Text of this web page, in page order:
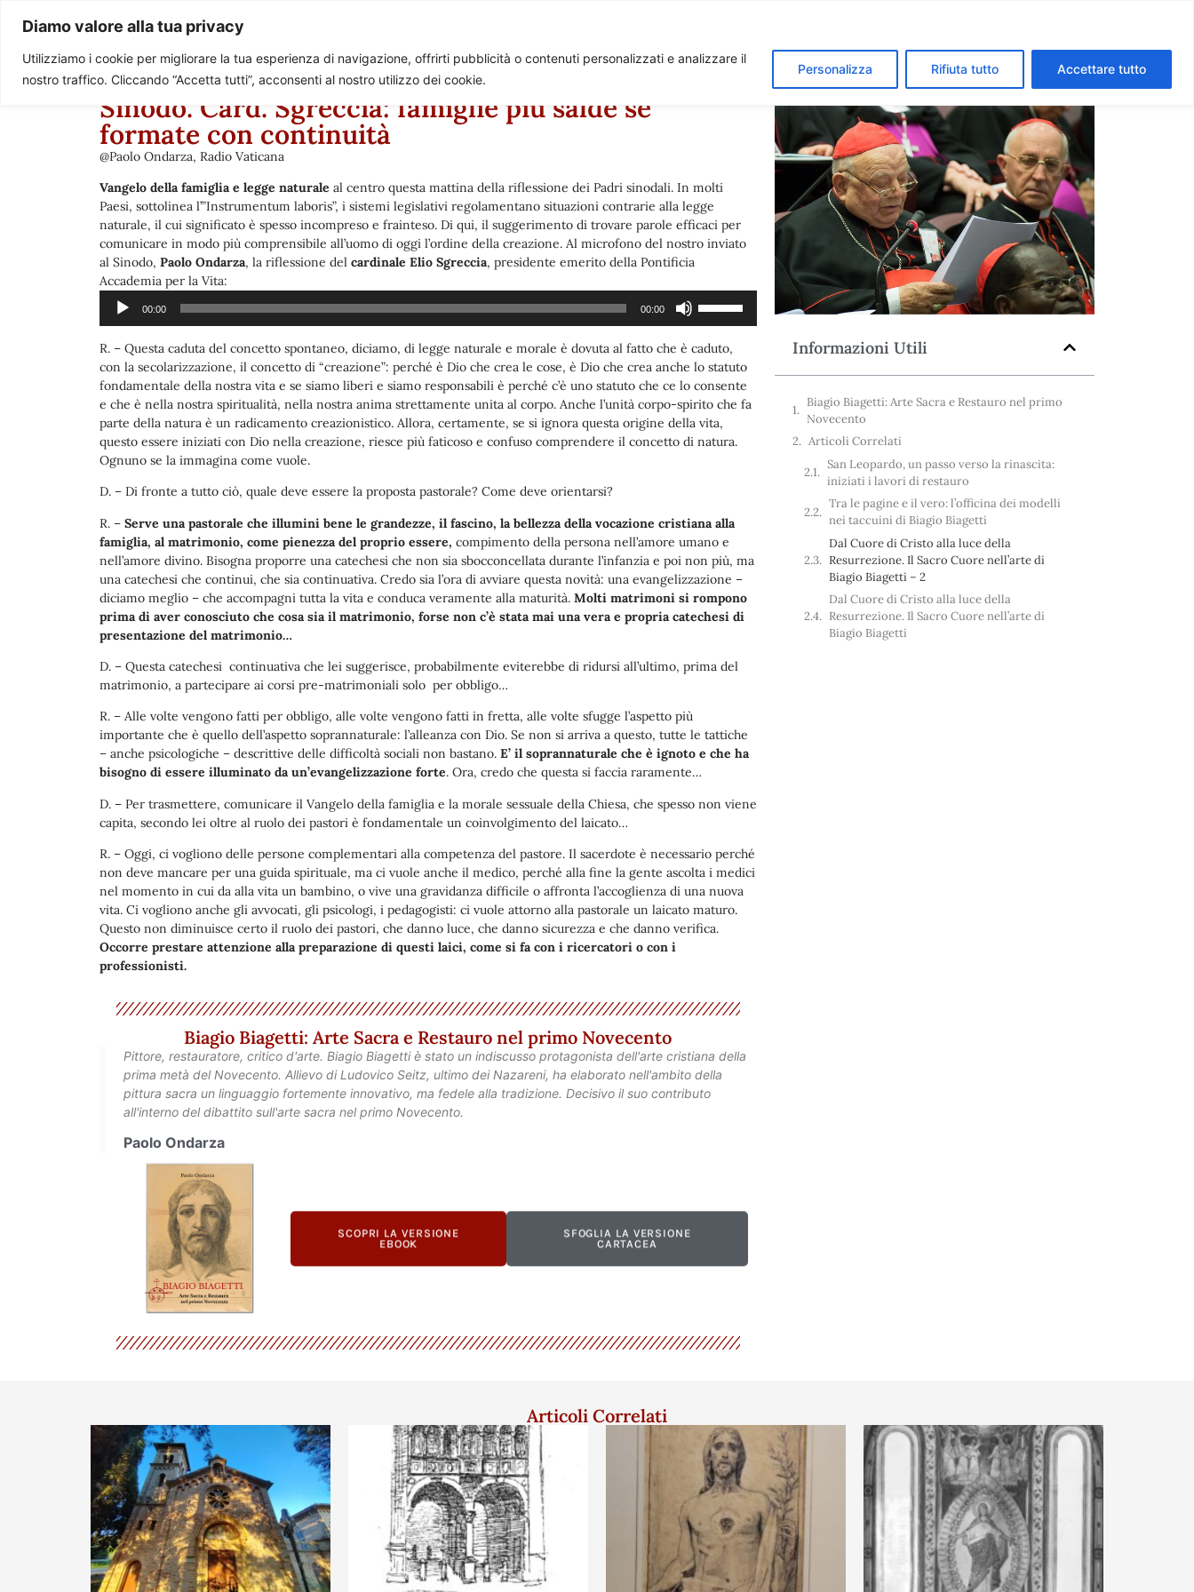
Diamo valore alla tua privacy
Utilizziamo i cookie per migliorare la tua esperienza di navigazione, offrirti pubblicità o contenuti personalizzati e analizzare il
nostro traffico. Cliccando “Accetta tutti”, acconsenti al nostro utilizzo dei cookie.
Personalizza Rifiuta tutto Accettare tutto
Paolo Ondarza
Sinodo. Card. Sgreccia: famiglie più salde se
formate con continuità
@Paolo Ondarza, Radio Vaticana
Vangelo della famiglia e legge naturale al centro questa mattina della riflessione dei Padri sinodali. In molti
Paesi, sottolinea l’”Instrumentum laboris”, i sistemi legislativi regolamentano situazioni contrarie alla legge
naturale, il cui significato è spesso incompreso e frainteso. Di qui, il suggerimento di trovare parole efficaci per
comunicare in modo più comprensibile all’uomo di oggi l’ordine della creazione. Al microfono del nostro inviato
al Sinodo, Paolo Ondarza, la riflessione del cardinale Elio Sgreccia, presidente emerito della Pontificia
Accademia per la Vita:
00:00 00:00
freccia
su/giù
per
aumentare
o
diminuire
R. – Questa caduta del concetto spontaneo, diciamo, di legge naturale e morale è dovuta al fatto che è caduto,
con la secolarizzazione, il concetto di “creazione”: perché è Dio che crea le cose, è Dio che crea anche lo statuto
fondamentale della nostra vita e se siamo liberi e siamo responsabili è perché c’è uno statuto che ce lo consente
e che è nella nostra spiritualità, nella nostra anima strettamente unita al corpo. Anche l’unità corpo-spirito che fa
parte della natura è un radicamento creazionistico. Allora, certamente, se si ignora questa origine della vita,
questo essere iniziati con Dio nella creazione, riesce più faticoso e confuso comprendere il concetto di natura.
Ognuno se la immagina come vuole.
D. – Di fronte a tutto ciò, quale deve essere la proposta pastorale? Come deve orientarsi?
R. – Serve una pastorale che illumini bene le grandezze, il fascino, la bellezza della vocazione cristiana alla
famiglia, al matrimonio, come pienezza del proprio essere, compimento della persona nell’amore umano e
nell’amore divino. Bisogna proporre una catechesi che non sia sbocconcellata durante l’infanzia e poi non più, ma
una catechesi che continui, che sia continuativa. Credo sia l’ora di avviare questa novità: una evangelizzazione –
diciamo meglio – che accompagni tutta la vita e conduca veramente alla maturità. Molti matrimoni si rompono
prima di aver conosciuto che cosa sia il matrimonio, forse non c’è stata mai una vera e propria catechesi di
presentazione del matrimonio…
D. – Questa catechesi continuativa che lei suggerisce, probabilmente eviterebbe di ridursi all’ultimo, prima del
matrimonio, a partecipare ai corsi pre-matrimoniali solo per obbligo…
R. – Alle volte vengono fatti per obbligo, alle volte vengono fatti in fretta, alle volte sfugge l’aspetto più
importante che è quello dell’aspetto soprannaturale: l’alleanza con Dio. Se non si arriva a questo, tutte le tattiche
– anche psicologiche – descrittive delle difficoltà sociali non bastano. E’ il soprannaturale che è ignoto e che ha
bisogno di essere illuminato da un’evangelizzazione forte. Ora, credo che questa si faccia raramente…
D. – Per trasmettere, comunicare il Vangelo della famiglia e la morale sessuale della Chiesa, che spesso non viene
capita, secondo lei oltre al ruolo dei pastori è fondamentale un coinvolgimento del laicato…
R. – Oggi, ci vogliono delle persone complementari alla competenza del pastore. Il sacerdote è necessario perché
non deve mancare per una guida spirituale, ma ci vuole anche il medico, perché alla fine la gente ascolta i medici
nel momento in cui da alla vita un bambino, o vive una gravidanza difficile o affronta l’accoglienza di una nuova
vita. Ci vogliono anche gli avvocati, gli psicologi, i pedagogisti: ci vuole attorno alla pastorale un laicato maturo.
Questo non diminuisce certo il ruolo dei pastori, che danno luce, che danno sicurezza e che danno verifica.
Occorre prestare attenzione alla preparazione di questi laici, come si fa con i ricercatori o con i
professionisti.
Biagio Biagetti: Arte Sacra e Restauro nel primo Novecento
Pittore, restauratore, critico d'arte. Biagio Biagetti è stato un indiscusso protagonista dell'arte cristiana della
prima metà del Novecento. Allievo di Ludovico Seitz, ultimo dei Nazareni, ha elaborato nell'ambito della
pittura sacra un linguaggio fortemente innovativo, ma fedele alla tradizione. Decisivo il suo contributo
all'interno del dibattito sull'arte sacra nel primo Novecento.
Paolo Ondarza
SCOPRI LA VERSIONE
EBOOK
SFOGLIA LA VERSIONE
CARTACEA
Informazioni Utili
Biagio Biagetti: Arte Sacra e Restauro nel primo
Novecento
Articoli Correlati
San Leopardo, un passo verso la rinascita:
iniziati i lavori di restauro
Tra le pagine e il vero: l’officina dei modelli
nei taccuini di Biagio Biagetti
Dal Cuore di Cristo alla luce della
Resurrezione. Il Sacro Cuore nell’arte di
Biagio Biagetti – 2
Dal Cuore di Cristo alla luce della
Resurrezione. Il Sacro Cuore nell’arte di
Biagio Biagetti
Articoli Correlati